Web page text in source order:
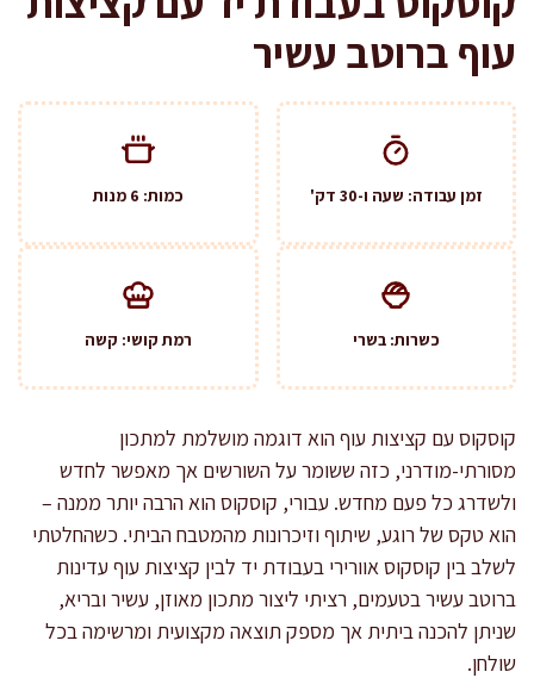
עוף ברוטב עשיר
זמן עבודה: שעה ו-30 דק' כמות: 6 מנות
כשרות: בשרי רמת קושי: קשה
קוסקוס עם קציצות עוף הוא דוגמה מושלמת למתכון
מסורתי-מודרני, כזה ששומר על השורשים אך מאפשר לחדש
ולשדרג כל פעם מחדש. עבורי, קוסקוס הוא הרבה יותר ממנה –
הוא טקס של רוגע, שיתוף וזיכרונות מהמטבח הביתי. כשהחלטתי
לשלב בין קוסקוס אוורירי בעבודת יד לבין קציצות עוף עדינות
ברוטב עשיר בטעמים, רציתי ליצור מתכון מאוזן, עשיר ובריא,
שניתן להכנה ביתית אך מספק תוצאה מקצועית ומרשימה בכל
שולחן.